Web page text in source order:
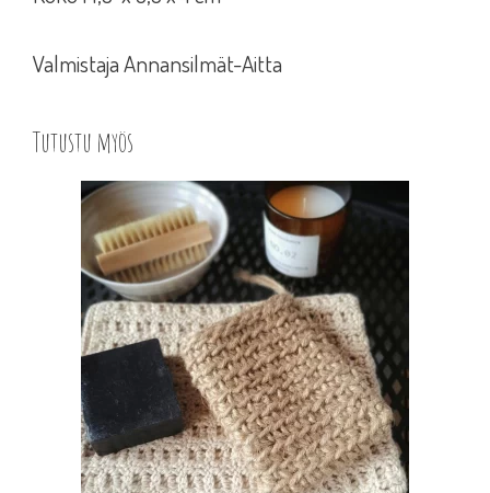
Valmistaja Annansilmät-Aitta
Tutustu myös